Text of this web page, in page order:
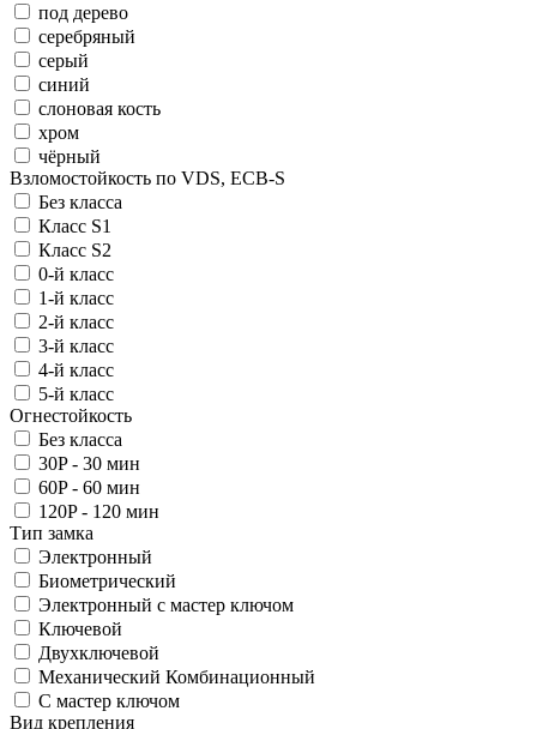
под дерево
серебряный
серый
синий
слоновая кость
хром
чёрный
Взломостойкость по VDS, ECB-S
Без класса
Класс S1
Класс S2
0-й класс
1-й класс
2-й класс
3-й класс
4-й класс
5-й класс
Огнестойкость
Без класса
30P - 30 мин
60P - 60 мин
120P - 120 мин
Тип замка
Электронный
Биометрический
Электронный с мастер ключом
Ключевой
Двухключевой
Механический Комбинационный
С мастер ключом
Вид крепления